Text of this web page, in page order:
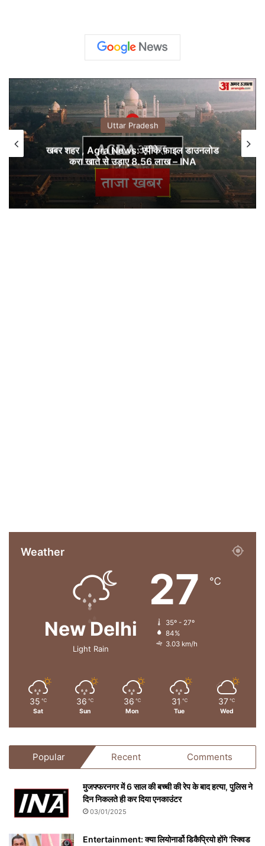
Uttar Pradesh
खबर शहर , Agra News: एपीके फाइल डाउनलोड
करा खाते से उड़ाए 8.56 लाख – INA
Weather
New Delhi
Light Rain
27 ℃
35º - 27º
84%
3.03 km/h
35 ℃
Sat
36 ℃
Sun
36 ℃
Mon
31 ℃
Tue
37 ℃
Wed
Popular Recent Comments
मुजफ्फरनगर में 6 साल की बच्ची की रेप के बाद हत्या, पुलिस ने
दिन निकलते ही कर दिया एनकाउंटर
03/01/2025
Entertainment: क्या लियोनार्डो डिकैप्रियो होंगे ‘स्क्विड